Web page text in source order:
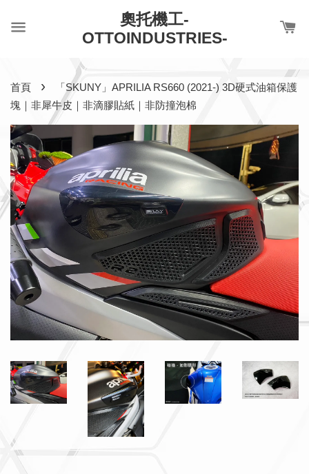
奧托機工-
OTTOINDUSTRIES-
首頁 ›
「SKUNY」APRILIA RS660 (2021-) 3D硬式油箱保護
塊｜非犀牛皮｜非滴膠貼紙｜非防撞泡棉